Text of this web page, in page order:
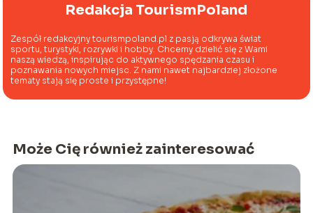
Redakcja TourismPoland
Zespół redakcyjny tourismpoland.pl z pasją odkrywa świat
sportu, turystyki, rozrywki i hobby. Chcemy dzielić się z Wami
naszą wiedzą, inspirując do aktywnego spędzania czasu i
poznawania nowych miejsc. Z nami nawet najbardziej złożone
tematy stają się proste i przystępne!
Może Cię również zainteresować